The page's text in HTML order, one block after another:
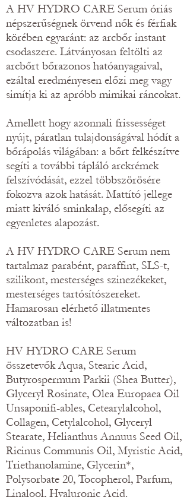
A HV HYDRO CARE Serum óriás
népszerűségnek örvend nők és férfiak
körében egyaránt: az arcbőr instant
csodaszere. Látványosan feltölti az
arcbőrt bőrazonos hatóanyagaival,
ezáltal eredményesen előzi meg vagy
simítja ki az apróbb mimikai ráncokat.
Amellett hogy azonnali frissességet
nyújt, páratlan tulajdonságával hódít a
bőrápolás világában: a bőrt felkészítve
segíti a további tápláló arckrémek
felszívódását, ezzel többszörösére
fokozva azok hatását. Mattító jellege
miatt kiváló sminkalap, elősegíti az
egyenletes alapozást.
A HV HYDRO CARE Serum nem
tartalmaz parabént, paraffint, SLS-t,
szilikont, mesterséges szinezékeket,
mesterséges tartósítószereket.
Hamarosan elérhető illatmentes
változatban is!
HV HYDRO CARE Serum
összetevők Aqua, Stearic Acid,
Butyrospermum Parkii (Shea Butter),
Glyceryl Rosinate, Olea Europaea Oil
Unsaponifi-ables, Cetearylalcohol,
Collagen, Cetylalcohol, Glyceryl
Stearate, Helianthus Annuus Seed Oil,
Ricinus Communis Oil, Myristic Acid,
Triethanolamine, Glycerin*,
Polysorbate 20, Tocopherol, Parfum,
Linalool, Hyaluronic Acid.